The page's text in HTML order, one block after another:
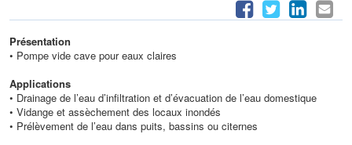
Présentation
• Pompe vide cave pour eaux claires
Applications
• Drainage de l’eau d’infiltration et d’évacuation de l’eau domestique
• Vidange et assèchement des locaux inondés
• Prélèvement de l’eau dans puits, bassins ou citernes